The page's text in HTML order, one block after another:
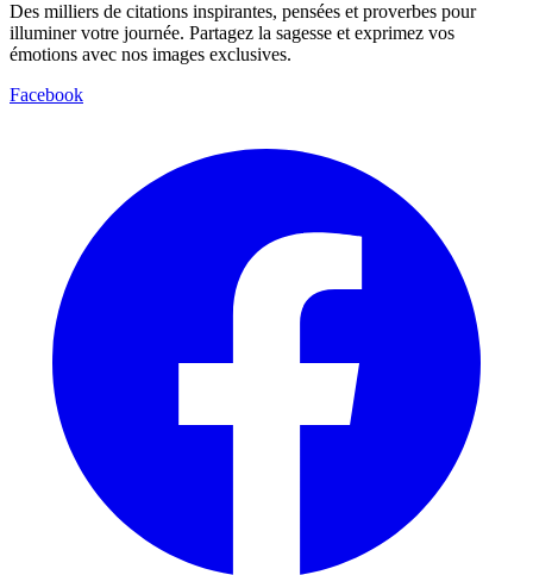
Des milliers de citations inspirantes, pensées et proverbes pour
illuminer votre journée. Partagez la sagesse et exprimez vos
émotions avec nos images exclusives.
Facebook